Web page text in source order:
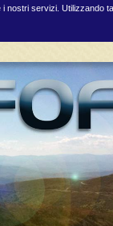
i nostri servizi. Utilizzando